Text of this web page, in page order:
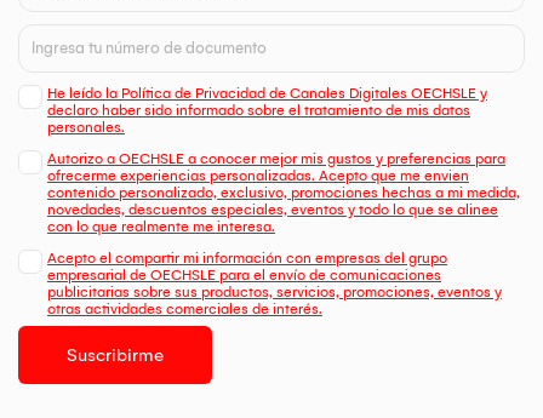
He leído la Política de Privacidad de Canales Digitales OECHSLE y
declaro haber sido informado sobre el tratamiento de mis datos
personales.
Autorizo a OECHSLE a conocer mejor mis gustos y preferencias para
ofrecerme experiencias personalizadas. Acepto que me envien
contenido personalizado, exclusivo, promociones hechas a mi medida,
novedades, descuentos especiales, eventos y todo lo que se alinee
con lo que realmente me interesa.
Acepto el compartir mi información con empresas del grupo
empresarial de OECHSLE para el envío de comunicaciones
publicitarias sobre sus productos, servicios, promociones, eventos y
otras actividades comerciales de interés.
Suscribirme